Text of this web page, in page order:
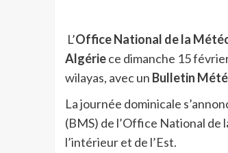
L’Office National de la
Algériece dimanche 15
wilayas, avec un Bulletin
La journée dominicale
(BMS) de l’Office National de
l’intérieur et de l’Est.